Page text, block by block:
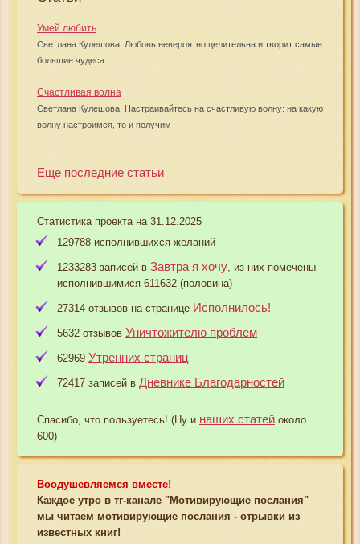
Умей любить
Светлана Кулешова: Любовь невероятно целительна и творит самые
большие чудеса
Счастливая волна
Светлана Кулешова: Настраивайтесь на счастливую волну: на какую
волну настроимся, то и получим
Еще последние статьи
Статистика проекта на 31.12.2025
129788 исполнившихся желаний
1233283 записей в Завтра я хочу , из них помечены
исполнившимися 611632 (половина)
27314 отзывов на странице Исполнилось!
5632 отзывов Уничтожителю проблем
62969 Утренних страниц
72417 записей в Дневнике Благодарностей
Спасибо, что пользуетесь! (Ну и наших статей около
600)
Воодушевляемся вместе!
Каждое утро в тг-канале "Мотивирующие послания"
мы читаем мотивирующие послания - отрывки из
известных книг!